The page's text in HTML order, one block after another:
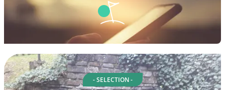
- SELECTION -